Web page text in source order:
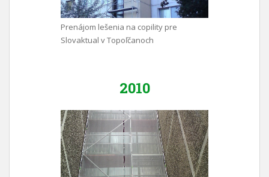
Prenájom lešenia na copility pre
Slovaktual v Topoľčanoch
2010